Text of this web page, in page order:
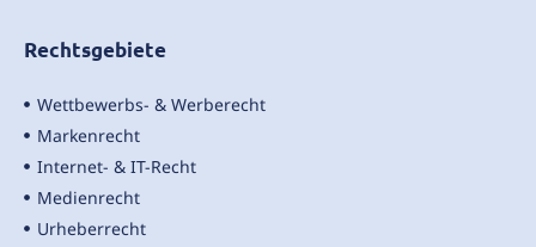
Rechtsgebiete
Wettbewerbs- & Werberecht
Markenrecht
Internet- & IT-Recht
Medienrecht
Urheberrecht